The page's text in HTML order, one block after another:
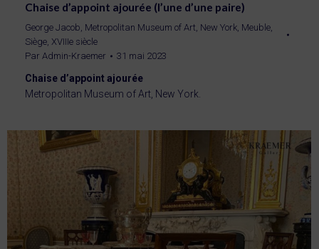
Chaise d’appoint ajourée (l’une d’une paire)
George Jacob, Metropolitan Museum of Art, New York, Meuble,
Siège, XVIIIe siècle
Par Admin-Kraemer 31 mai 2023
Chaise d’appoint ajourée
Metropolitan Museum of Art, New York.